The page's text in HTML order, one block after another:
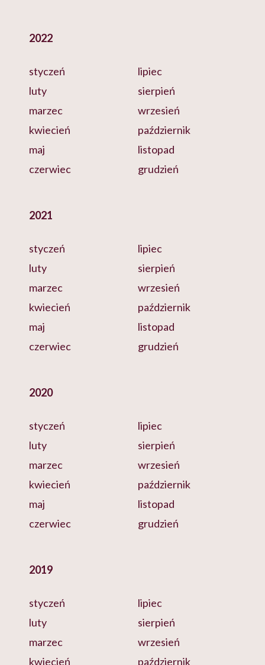
2022
styczeń
luty
marzec
kwiecień
maj
czerwiec
lipiec
sierpień
wrzesień
październik
listopad
grudzień
2021
styczeń
luty
marzec
kwiecień
maj
czerwiec
lipiec
sierpień
wrzesień
październik
listopad
grudzień
2020
styczeń
luty
marzec
kwiecień
maj
czerwiec
lipiec
sierpień
wrzesień
październik
listopad
grudzień
2019
styczeń
luty
marzec
kwiecień
lipiec
sierpień
wrzesień
październik